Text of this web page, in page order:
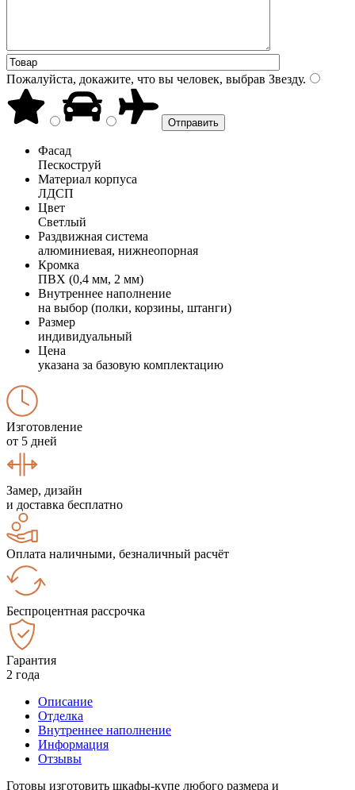
Пожалуйста, докажите, что вы человек, выбрав Звезду.
Фасад
Пескоструй
Материал корпуса
ЛДСП
Цвет
Светлый
Раздвижная система
алюминиевая, нижнеопорная
Кромка
ПВХ (0,4 мм, 2 мм)
Внутреннее наполнение
на выбор (полки, корзины, штанги)
Размер
индивидуальный
Цена
указана за базовую комплектацию
Изготовление
от 5 дней
Замер, дизайн
и доставка бесплатно
Оплата наличными, безналичный расчёт
Беспроцентная рассрочка
Гарантия
2 года
Описание
Отделка
Внутреннее наполнение
Информация
Отзывы
Готовы изготовить шкафы-купе любого размера и